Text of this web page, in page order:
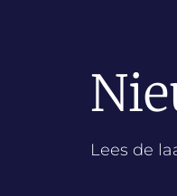
Lees de